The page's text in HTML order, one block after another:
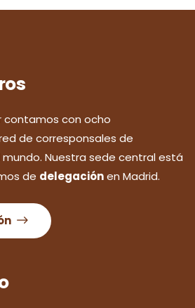
contamos con ocho
de corresponsales de
Nuestra sede central está
de delegaciónen Madrid.